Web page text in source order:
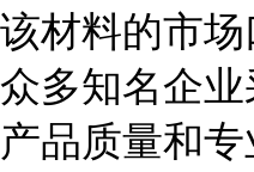
该材料的市
众多知名企
产品质量和